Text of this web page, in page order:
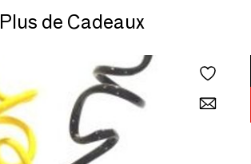
Plus de Cadeaux